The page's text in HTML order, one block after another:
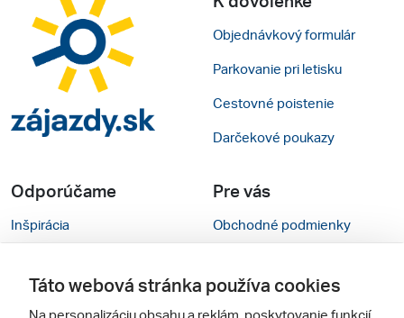
Objednávkový formulár
Parkovanie pri letisku
Cestovné poistenie
Darčekové poukazy
Odporúčame
Inšpirácia
Cestovné kancelárie
Pre vás
Obchodné podmienky
Nastavenie cookies
Táto webová stránka používa cookies
Na personalizáciu obsahu a reklám, poskytovanie funkcií